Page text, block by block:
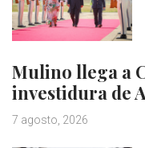
Mulino llega a
investidura de
7 agosto, 2026